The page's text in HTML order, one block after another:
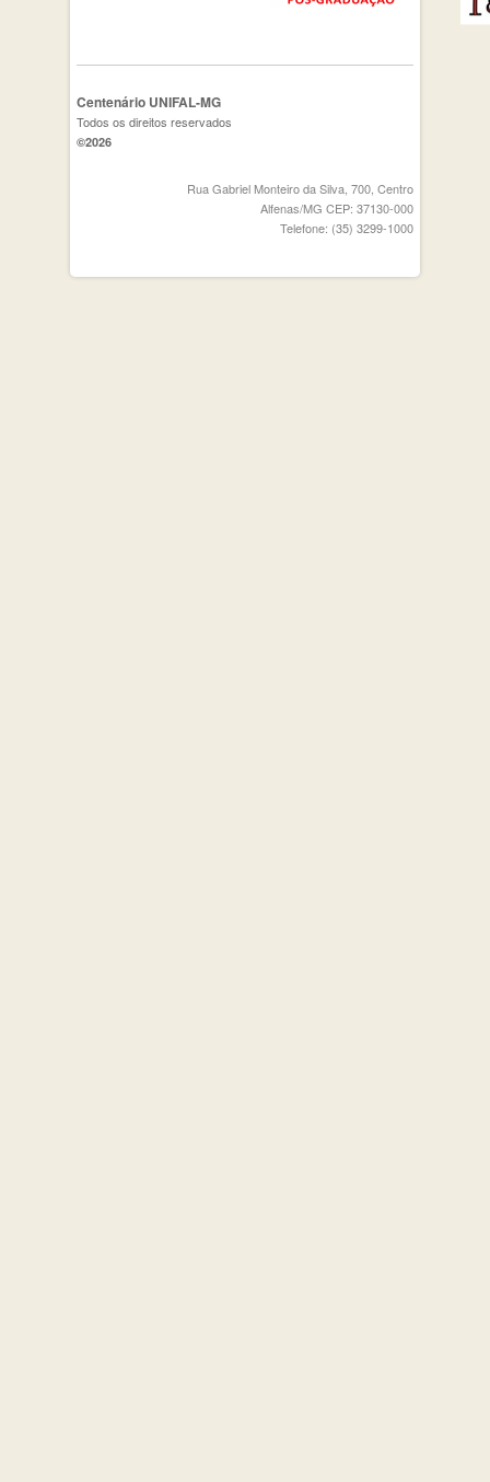
Centenário UNIFAL-MG
Todos os direitos reservados
©2026
Rua Gabriel Monteiro da Silva, 700, Centro
Alfenas/MG CEP: 37130-000
Telefone: (35) 3299-1000